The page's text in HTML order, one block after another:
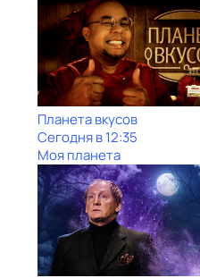
Планета вкусов
Сегодня в 12:35
Моя планета